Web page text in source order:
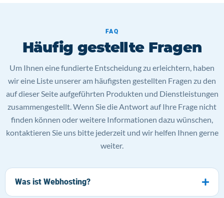
FAQ
Häufig gestellte Fragen
Um Ihnen eine fundierte Entscheidung zu erleichtern, haben
wir eine Liste unserer am häufigsten gestellten Fragen zu den
auf dieser Seite aufgeführten Produkten und Dienstleistungen
zusammengestellt. Wenn Sie die Antwort auf Ihre Frage nicht
finden können oder weitere Informationen dazu wünschen,
kontaktieren Sie uns bitte jederzeit und wir helfen Ihnen gerne
weiter.
Was ist Webhosting?